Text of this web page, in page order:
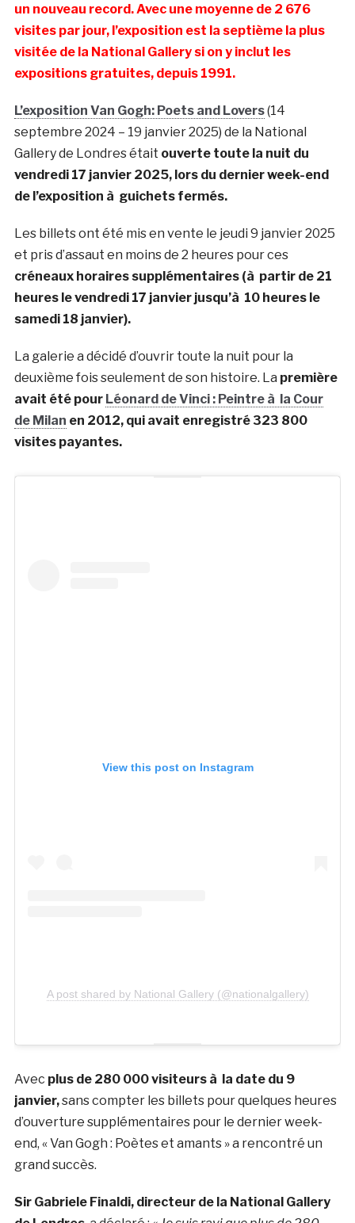
un nouveau record. Avec une moyenne de 2 676
visites par jour, l’exposition est la septième la plus
visitée de la National Gallery si on y inclut les
expositions gratuites, depuis 1991.
L’exposition Van Gogh: Poets and Lovers(14
septembre 2024 – 19 janvier 2025) de la National
Gallery de Londres était ouverte toute la nuit du
vendredi 17 janvier 2025, lors du dernier week-end
de l’exposition à guichets fermés.
Les billets ont été mis en vente le jeudi 9 janvier 2025
et pris d’assaut en moins de 2 heures pour ces
créneaux horaires supplémentaires (à partir de 21
heures le vendredi 17 janvier jusqu’à 10 heures le
samedi 18 janvier).
La galerie a décidé d’ouvrir toute la nuit pour la
deuxième fois seulement de son histoire. La première
avait été pour Léonard de Vinci : Peintre à la Cour
de Milan en 2012, qui avait enregistré 323 800
visites payantes.
View this post on Instagram
A post shared by National Gallery (@nationalgallery)
Avec plus de 280 000 visiteurs à la date du 9
janvier,sans compter les billets pour quelques heures
d’ouverture supplémentaires pour le dernier week-
end, « Van Gogh : Poètes et amants » a rencontré un
grand succès.
Sir Gabriele Finaldi, directeur de la National Gallery